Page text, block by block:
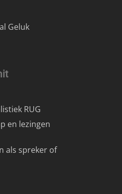
Geluk
RUG
en lezingen
als spreker of